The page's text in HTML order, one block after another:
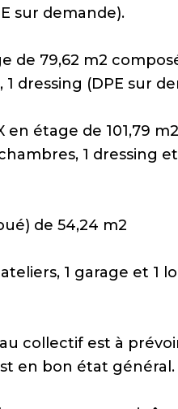
sur demande).
de 79,62 m2
1 dressing (DPE sur
en étage de 101,79
1 dressing
de 54,24 m2
1 garage et 1
collectif est à
en bon état général.